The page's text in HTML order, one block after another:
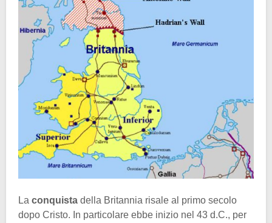
La conquista della Britannia risale al primo secolo
dopo Cristo. In particolare ebbe inizio nel 43 d.C., per